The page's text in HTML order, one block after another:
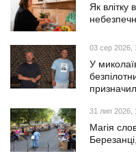
Як влітку
03 сер 2026,
У
31 лип 2026,
Магія